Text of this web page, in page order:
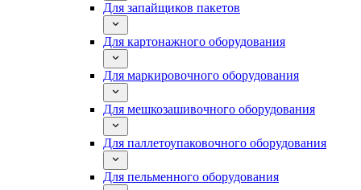
Для запайщиков пакетов
Для картонажного оборудования
Для маркировочного оборудования
Для мешкозашивочного оборудования
Для паллетоупаковочного оборудования
Для пельменного оборудования